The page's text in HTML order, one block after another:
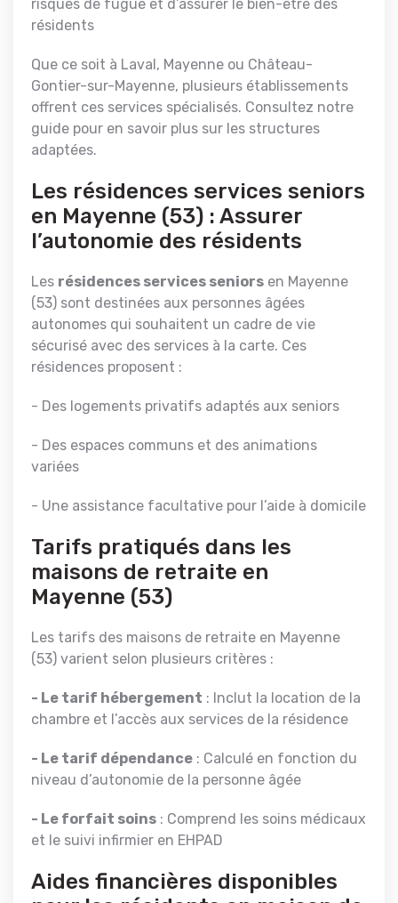
risques de fugue et d’assurer le bien-être des
résidents
Que ce soit à Laval, Mayenne ou Château-
Gontier-sur-Mayenne, plusieurs établissements
offrent ces services spécialisés. Consultez notre
guide pour en savoir plus sur les structures
adaptées.
Les résidences services seniors
en Mayenne (53) : Assurer
l’autonomie des résidents
Les résidences services seniors en Mayenne
(53) sont destinées aux personnes âgées
autonomes qui souhaitent un cadre de vie
sécurisé avec des services à la carte. Ces
résidences proposent :
- Des logements privatifs adaptés aux seniors
- Des espaces communs et des animations
variées
- Une assistance facultative pour l’aide à domicile
Tarifs pratiqués dans les
maisons de retraite en
Mayenne (53)
Les tarifs des maisons de retraite en Mayenne
(53) varient selon plusieurs critères :
- Le tarif hébergement : Inclut la location de la
chambre et l’accès aux services de la résidence
- Le tarif dépendance : Calculé en fonction du
niveau d’autonomie de la personne âgée
- Le forfait soins : Comprend les soins médicaux
et le suivi infirmier en EHPAD
Aides financières disponibles